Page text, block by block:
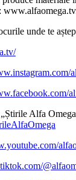
unde te
Alfa